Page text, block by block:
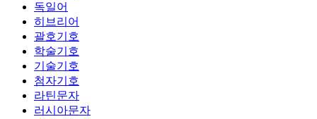
독일어
히브리어
괄호기호
학술기호
기술기호
첨자기호
라틴문자
러시아문자